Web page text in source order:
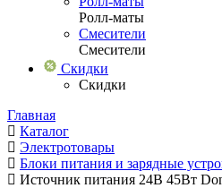
Ролл-маты
Смесители
Смесители
Скидки
Скидки
Главная
Каталог
Электротовары
Блоки питания и зарядные
Источник питания 24В 45Вт